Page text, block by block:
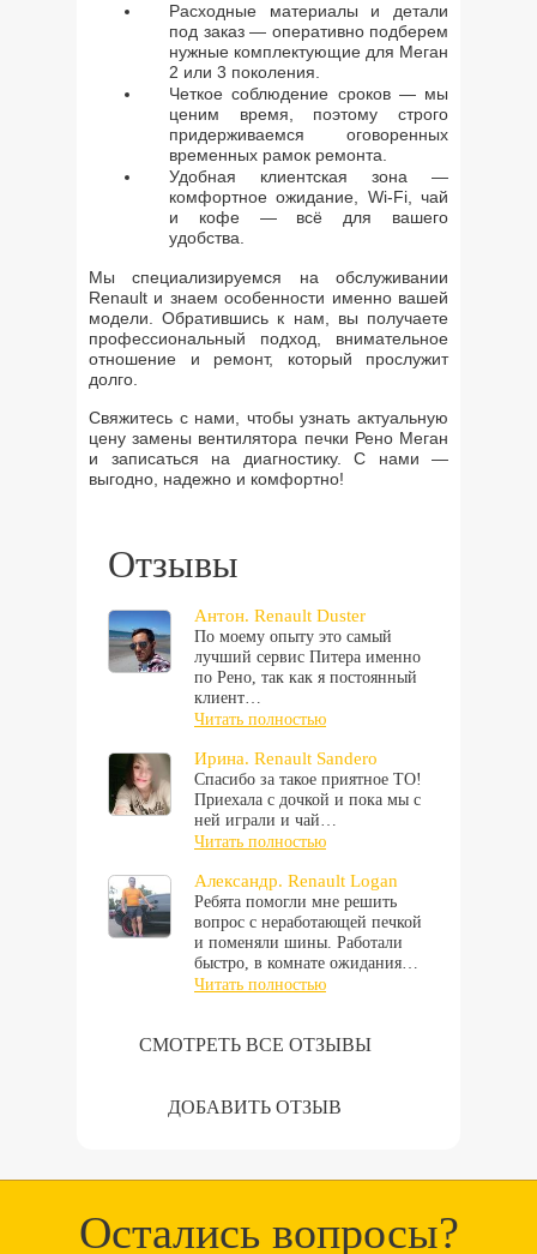
Расходные материалы и детали
под заказ — оперативно подберем
нужные комплектующие для Меган
2 или 3 поколения.
Четкое соблюдение сроков — мы
ценим время, поэтому строго
придерживаемся оговоренных
временных рамок ремонта.
Удобная клиентская зона —
комфортное ожидание, Wi-Fi, чай
и кофе — всё для вашего
удобства.
Мы специализируемся на обслуживании
Renault и знаем особенности именно вашей
модели. Обратившись к нам, вы получаете
профессиональный подход, внимательное
отношение и ремонт, который прослужит
долго.
Свяжитесь с нами, чтобы узнать актуальную
цену замены вентилятора печки Рено Меган
и записаться на диагностику. С нами —
выгодно, надежно и комфортно!
Отзывы
Антон. Renault Duster
По моему опыту это самый
лучший сервис Питера именно
по Рено, так как я постоянный
клиент…
Читать полностью
Ирина. Renault Sandero
Спасибо за такое приятное ТО!
Приехала с дочкой и пока мы с
ней играли и чай…
Читать полностью
Александр. Renault Logan
Ребята помогли мне решить
вопрос с неработающей печкой
и поменяли шины. Работали
быстро, в комнате ожидания…
Читать полностью
СМОТРЕТЬ ВСЕ ОТЗЫВЫ
ДОБАВИТЬ ОТЗЫВ
Остались вопросы?